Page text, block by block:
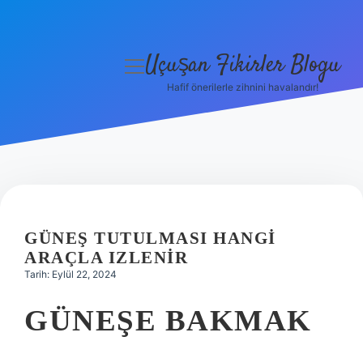
Hakkımızda
menüyü
Uçuşan Fikirler Blogu
Hafif önerilerle zihnini havalandır!
GÜNEŞ TUTULMASI HANGI
ARAÇLA IZLENIR
Tarih: Eylül 22, 2024
GÜNEŞE BAKMAK